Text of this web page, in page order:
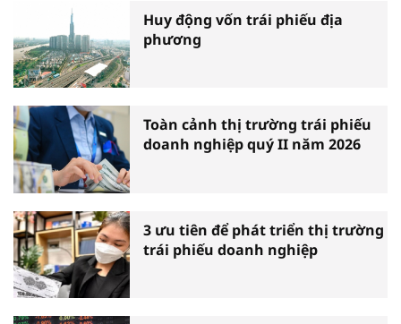
Huy động vốn trái phiếu địa
phương
Toàn cảnh thị trường trái phiếu
doanh nghiệp quý II năm 2026
3 ưu tiên để phát triển thị trường
trái phiếu doanh nghiệp